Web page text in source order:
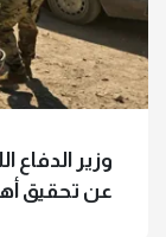
وزير الدفاع
عن تحقيق